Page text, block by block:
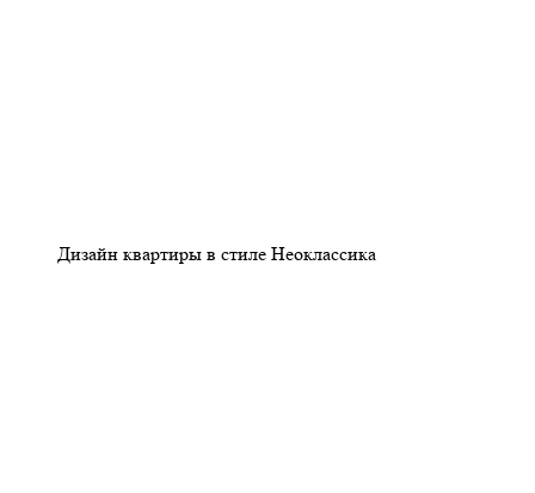
Дизайн квартиры в стиле Неоклассика